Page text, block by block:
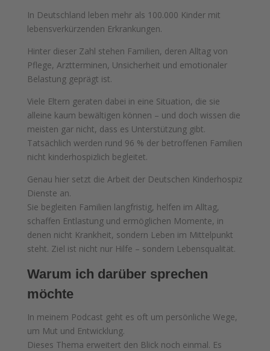
In Deutschland leben mehr als 100.000 Kinder mit
lebensverkürzenden Erkrankungen.
Hinter dieser Zahl stehen Familien, deren Alltag von
Pflege, Arztterminen, Unsicherheit und emotionaler
Belastung geprägt ist.
Viele Eltern geraten dabei in eine Situation, die sie
alleine kaum bewältigen können – und doch wissen die
meisten gar nicht, dass es Unterstützung gibt.
Tatsächlich werden rund 96 % der betroffenen Familien
nicht kinderhospizlich begleitet.
Genau hier setzt die Arbeit der Deutschen Kinderhospiz
Dienste an.
Sie begleiten Familien langfristig, helfen im Alltag,
schaffen Entlastung und ermöglichen Momente, in
denen nicht Krankheit, sondern Leben im Mittelpunkt
steht. Ziel ist nicht nur Hilfe – sondern Lebensqualität.
Warum ich darüber sprechen
möchte
In meinem Podcast geht es oft um persönliche Wege,
um Mut und Entwicklung.
Dieses Thema erweitert den Blick noch einmal. Es